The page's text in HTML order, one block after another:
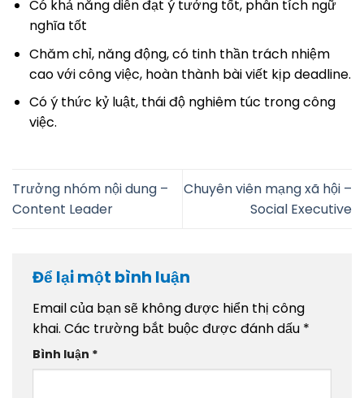
Có khả năng diễn đạt ý tưởng tốt, phân tích ngữ
nghĩa tốt
Chăm chỉ, năng động, có tinh thần trách nhiệm
cao với công việc, hoàn thành bài viết kịp deadline.
Có ý thức kỷ luật, thái độ nghiêm túc trong công
việc.
Trưởng nhóm nội dung –
Content Leader
Chuyên viên mạng xã hội –
Social Executive
Để lại một bình luận
Email của bạn sẽ không được hiển thị công
khai. Các trường bắt buộc được đánh dấu *
Bình luận *